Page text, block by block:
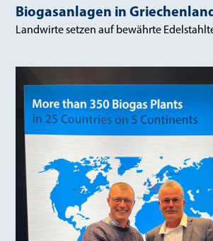
Biogasanlagen in
Landwirte setzen auf bewährte